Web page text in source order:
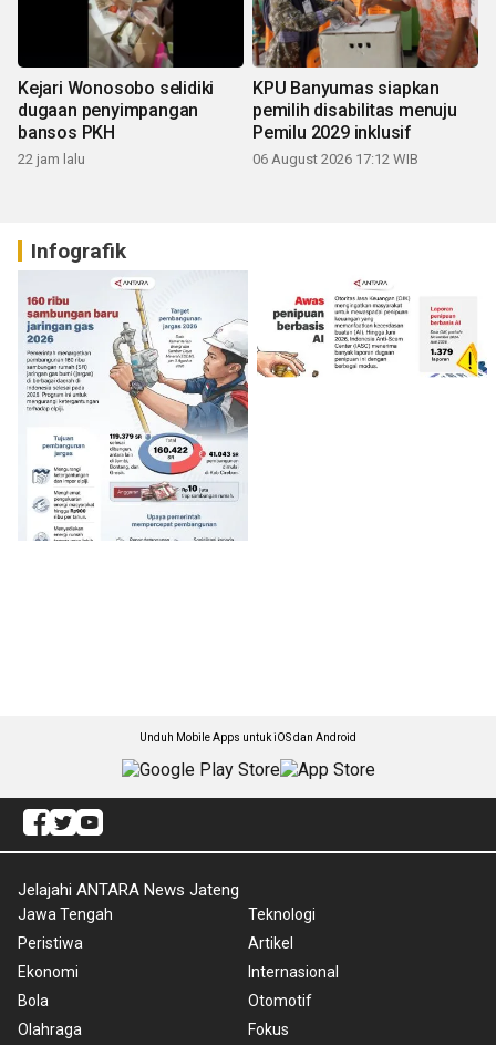
Kejari Wonosobo selidiki
dugaan penyimpangan
bansos PKH
22 jam lalu
KPU Banyumas siapkan
pemilih disabilitas menuju
Pemilu 2029 inklusif
06 August 2026 17:12 WIB
Infografik
Unduh Mobile Apps untuk iOS dan Android
Jelajahi ANTARA News Jateng
Jawa Tengah
Peristiwa
Ekonomi
Bola
Olahraga
Teknologi
Artikel
Internasional
Otomotif
Fokus